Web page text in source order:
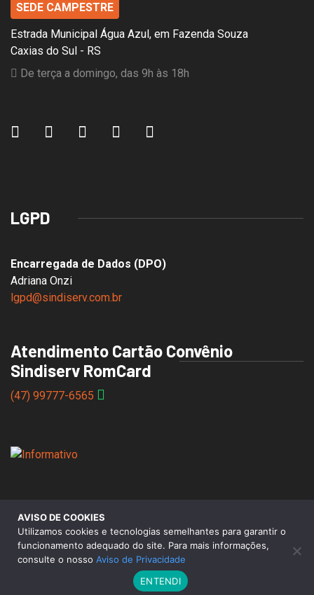
SEDE CAMPESTRE
Estrada Municipal Água Azul, em Fazenda Souza
Caxias do Sul - RS
De terça a domingo, das 9h às 18h
LGPD
Encarregada de Dados (DPO)
Adriana Onzi
lgpd@sindiserv.com.br
Atendimento Cartão Convênio
Sindiserv RomCard
(47) 99777-6565
© 2026 Sindicato dos Servidores Municipais de Caxias do
Sul |
Aviso de Privacidade
AVISO DE COOKIES
Utilizamos cookies e tecnologias semelhantes para garantir o
funcionamento adequado do site. Para mais informações,
consulte o nosso Aviso de Privacidade
ENTENDI